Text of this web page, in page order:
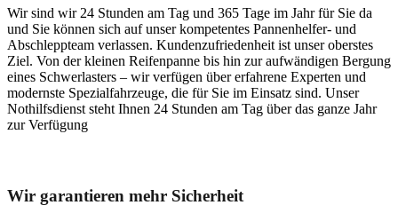
Wir sind wir 24 Stunden am Tag und 365 Tage im Jahr für Sie da
und Sie können sich auf unser kompetentes Pannenhelfer- und
Abschleppteam verlassen. Kundenzufriedenheit ist unser oberstes
Ziel. Von der kleinen Reifenpanne bis hin zur aufwändigen Bergung
eines Schwerlasters – wir verfügen über erfahrene Experten und
modernste Spezialfahrzeuge, die für Sie im Einsatz sind. Unser
Nothilfsdienst steht Ihnen 24 Stunden am Tag über das ganze Jahr
zur Verfügung
Wir garantieren mehr Sicherheit